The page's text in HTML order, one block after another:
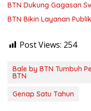
BTN Dukung Gagasan
BTN Bikin Layanan
Post Views: 254
Bale by BTN Tumbuh
BTN
Genap Satu Tahun